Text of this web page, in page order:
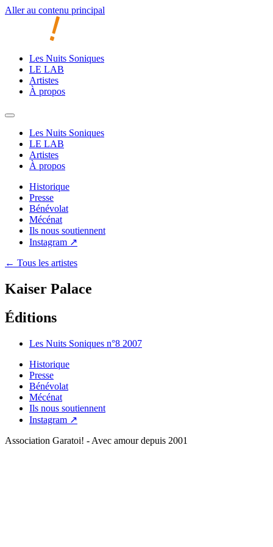
Aller au contenu principal
Les Nuits Soniques
LE LAB
Artistes
À propos
Les Nuits Soniques
LE LAB
Artistes
À propos
Historique
Presse
Bénévolat
Mécénat
Ils nous soutiennent
Instagram ↗
← Tous les artistes
Kaiser Palace
Éditions
Les Nuits Soniques n°8 2007
Historique
Presse
Bénévolat
Mécénat
Ils nous soutiennent
Instagram ↗
Association Garatoi! - Avec amour depuis 2001